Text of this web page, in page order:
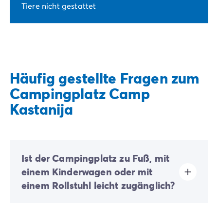
Tiere nicht gestattet
Häufig gestellte Fragen zum
Campingplatz Camp
Kastanija
Ist der Campingplatz zu Fuß, mit
einem Kinderwagen oder mit
einem Rollstuhl leicht zugänglich?